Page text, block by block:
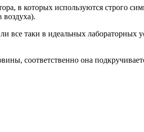
в которых используются строго
воздуха).
все таки в идеальных лабораторных
соответственно она